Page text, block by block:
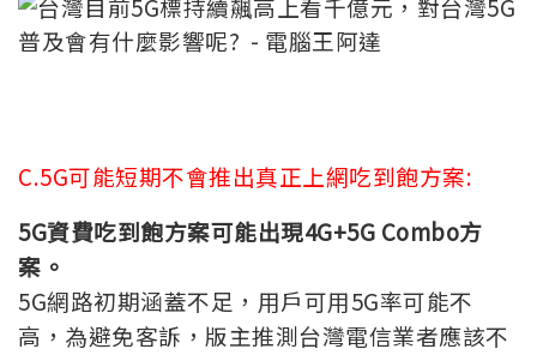
C.5G可能短期不會推出真正上網吃到飽方案:
5G資費吃到飽方案可能出現4G+5G Combo方
案。
5G網路初期涵蓋不足，用戶可用5G率可能不
高，為避免客訴，版主推測台灣電信業者應該不